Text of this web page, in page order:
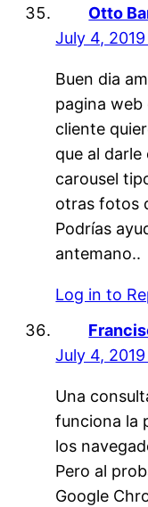
Otto
July 4,
Buen dia
pagina web
cliente
que al darle
carousel
otras fotos
Podrías
antemano..
Log in to
July 4,
Una
funciona la
los
Pero al
Google